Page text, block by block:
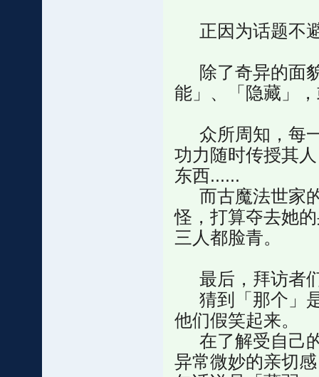
正因为话题不
除了奇异的面
能」、「隐藏」
众所周知，每
功力随时传授其
东西......
而古魔法世家
怪，打算夺去她
三人都脸青。
最后，拜访者
猜到「那个」
他们假笑起来。
在了解受自己
异常微妙的亲切